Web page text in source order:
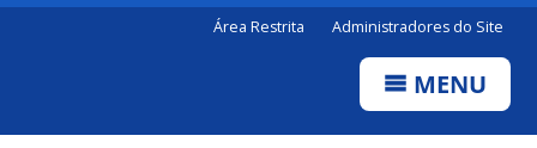
Área Restrita Administradores do Site
MENU